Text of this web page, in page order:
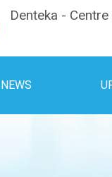
Denteka -